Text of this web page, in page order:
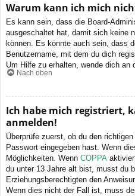
Warum kann ich mich
Es kann sein, dass die Board-
ausgeschaltet hat, damit sich keine
können. Es könnte auch sein, dass
Benutzername, mit dem du dich
Um Hilfe zu erhalten, wende dich an
Nach oben
Ich habe mich registriert,
anmelden!
Überprüfe zuerst, ob du den
Passwort eingegeben hast. Wenn
Möglichkeiten. Wenn COPPA
du unter 13 Jahre alt bist, musst du
Erziehungsberechtigten den
Wenn dies nicht der Fall ist, muss